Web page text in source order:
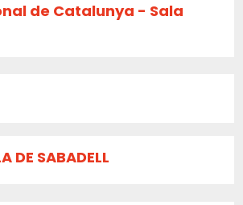
de Catalunya - Sala
DE SABADELL